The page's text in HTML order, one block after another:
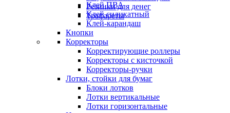
Резинки для денег
Трафареты
Клей ПВА
Клей силикатный
Клей-карандаш
Кнопки
Корректоры
Корректирующие роллеры
Корректоры с кисточкой
Корректоры-ручки
Лотки, стойки для бумаг
Блоки лотков
Лотки вертикальные
Лотки горизонтальные